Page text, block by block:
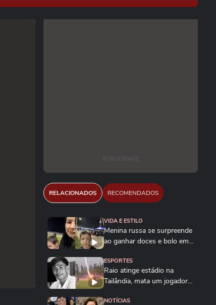
PUBLICIDADE
RELACIONADOS RECOMENDADOS
VIDA E ESTILO
Menina russa se surpreende
ao ganhar doces e bolo em
ESPORTES
Raio atinge estádio na
Tailândia, mata um jogador e
NOTÍCIAS